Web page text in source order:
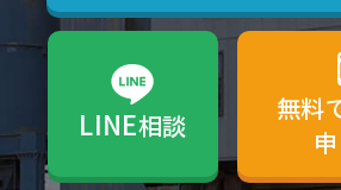
LINE相談
無料